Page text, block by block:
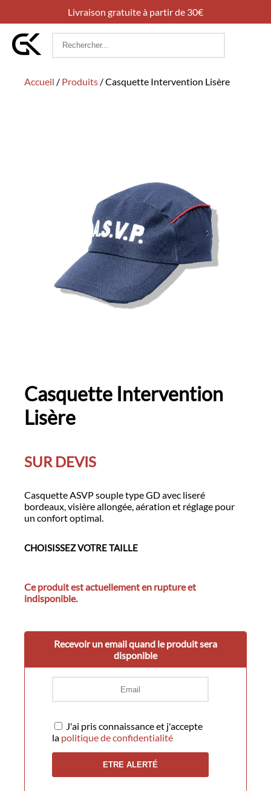
Livraison gratuite à partir de 30€
Rechercher
Accueil / Produits /Casquette Intervention Lisère
Casquette Intervention
Lisère
SUR DEVIS
Casquette ASVP souple type GD avec liseré
bordeaux, visière allongée, aération et réglage pour
un confort optimal.
CHOISISSEZ VOTRE TAILLE
Ce produit est actuellement en rupture et
indisponible.
Recevoir un email quand le produit sera
disponible
J'ai pris connaissance et j'accepte
la politique de confidentialité